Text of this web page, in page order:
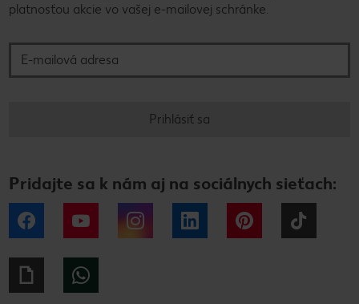
platnosťou akcie vo vašej e-mailovej schránke.
Prihlásiť sa
Pridajte sa k nám aj na sociálnych sieťach:
Facebook YouTube Instagram LinkedIn Pinterest
Giphy